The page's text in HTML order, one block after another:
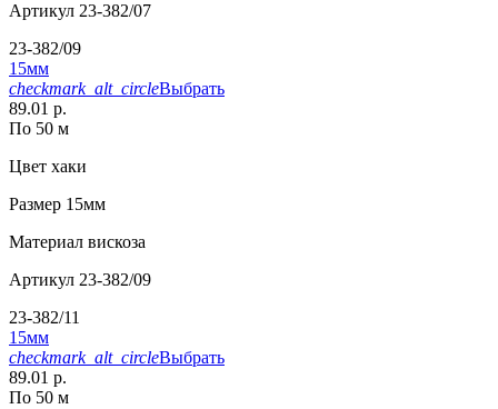
Артикул 23-382/07
23-382/09
15мм
checkmark_alt_circleВыбрать
89.01 р.
По 50 м
Цвет хаки
Размер 15мм
Материал вискоза
Артикул 23-382/09
23-382/11
15мм
checkmark_alt_circleВыбрать
89.01 р.
По 50 м